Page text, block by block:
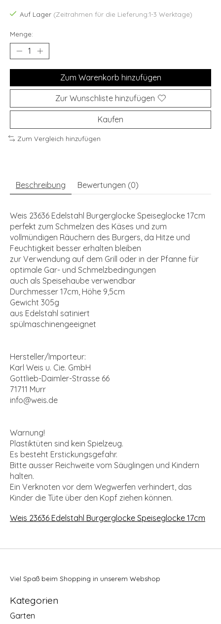
Auf Lager (Zeitrahmen für die Lieferung:1-3 Werktage)
Menge:
Zum Warenkorb hinzufügen
Zur Wunschliste hinzufügen
Kaufen
Zum Vergleich hinzufügen
Beschreibung Bewertungen (0)
Weis 23636 Edelstahl Burgerglocke Speiseglocke 17cm
perfekt zum Schmelzen des Käses und zum
vollmündigen Räuchern des Burgers, da Hitze und
Feuchtigkeit besser erhalten bleiben
zur Verwendung auf dem Grill oder in der Pfanne für
optimale Gar- und Schmelzbedingungen
auch als Speisehaube verwendbar
Durchmesser 17cm, Höhe 9,5cm
Gewicht 305g
aus Edelstahl satiniert
spülmaschinengeeignet
Hersteller/Importeur:
Karl Weis u. Cie. GmbH
Gottlieb-Daimler-Strasse 66
71711 Murr
info@weis.de
Warnung!
Plastiktüten sind kein Spielzeug.
Es besteht Erstickungsgefahr.
Bitte ausser Reichweite vom Säuglingen und Kindern
halten.
Ein Verknoten vor dem Wegwerfen verhindert, das
Kinder die Tüte über den Kopf ziehen können.
Weis 23636 Edelstahl Burgerglocke Speiseglocke 17cm
Viel Spaß beim Shopping in unserem Webshop
Kategorien
Garten